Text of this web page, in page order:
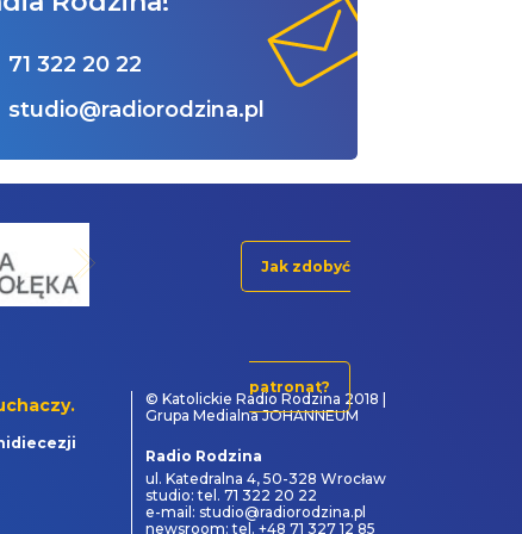
71 322 20 22
studio@radiorodzina.pl
Jak zdobyć
patronat?
© Katolickie Radio Rodzina 2018 |
Grupa Medialna JOHANNEUM
Radio Rodzina
ul. Katedralna 4, 50-328 Wrocław
studio: tel. 71 322 20 22
e-mail: studio@radiorodzina.pl
newsroom: tel. +48 71 327 12 85